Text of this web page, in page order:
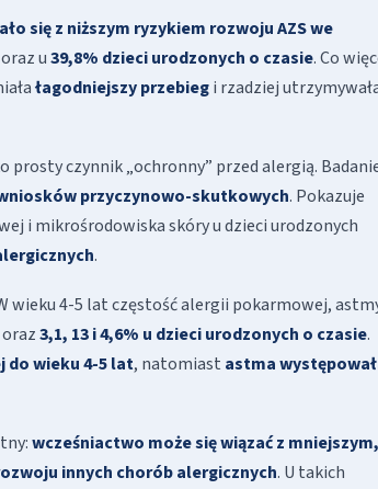
się z niższym ryzykiem rozwoju AZS we
oraz u39,8% dzieci urodzonych o czasie. Co
łagodniejszy przebiegi rzadziej
czynnik „ochronny” przed alergią.
przyczynowo-skutkowych. Pokazuje
i mikrośrodowiska skóry u dzieci urodzonych
.
wieku 4-5 lat częstość alergii pokarmowej,
oraz3,1, 13 i 4,6% u dzieci urodzonych o czasie.
do wieku 4-5 lat, natomiast astma
wcześniactwo może się wiązać z mniejszym,
innych chorób alergicznych. U takich